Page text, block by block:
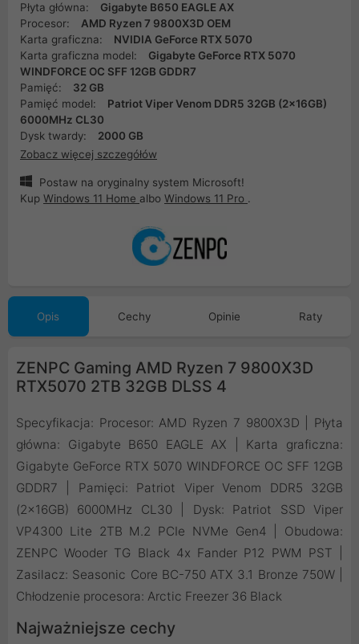
Płyta główna:
Gigabyte B650 EAGLE AX
Procesor:
AMD Ryzen 7 9800X3D OEM
Karta graficzna:
NVIDIA GeForce RTX 5070
Karta graficzna model:
Gigabyte GeForce RTX 5070
WINDFORCE OC SFF 12GB GDDR7
Pamięć:
32 GB
Pamięć model:
Patriot Viper Venom DDR5 32GB (2x16GB)
6000MHz CL30
Dysk twardy:
2000 GB
Zobacz więcej szczegółów
Postaw na oryginalny system Microsoft!
Kup Windows 11 Home albo Windows 11 Pro .
Opis Cechy Opinie Raty
ZENPC Gaming AMD Ryzen 7 9800X3D
RTX5070 2TB 32GB DLSS 4
Specyfikacja: Procesor: AMD Ryzen 7 9800X3D | Płyta
główna: Gigabyte B650 EAGLE AX | Karta graficzna:
Gigabyte GeForce RTX 5070 WINDFORCE OC SFF 12GB
GDDR7 | Pamięci: Patriot Viper Venom DDR5 32GB
(2x16GB) 6000MHz CL30 | Dysk: Patriot SSD Viper
VP4300 Lite 2TB M.2 PCIe NVMe Gen4 | Obudowa:
ZENPC Wooder TG Black 4x Fander P12 PWM PST |
Zasilacz: Seasonic Core BC-750 ATX 3.1 Bronze 750W |
Chłodzenie procesora: Arctic Freezer 36 Black
Najważniejsze cechy